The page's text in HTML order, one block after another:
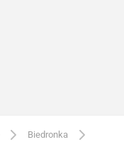
Biedronka